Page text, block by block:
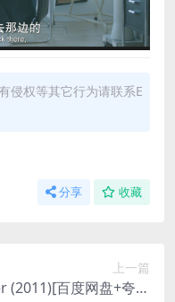
侵权等其它行为请联系E
分享 收藏
上一篇
百度网盘+夸克